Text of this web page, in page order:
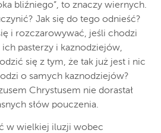
bliźniego”, to znaczy wiernych.
Jak się do tego odnieść?
i rozczarowywać, jeśli chodzi
pasterzy i kaznodziejów,
się z tym, że tak już jest i nic
o samych kaznodziejów?
Chrystusem nie dorastał
słów pouczenia.
w wielkiej iluzji wobec